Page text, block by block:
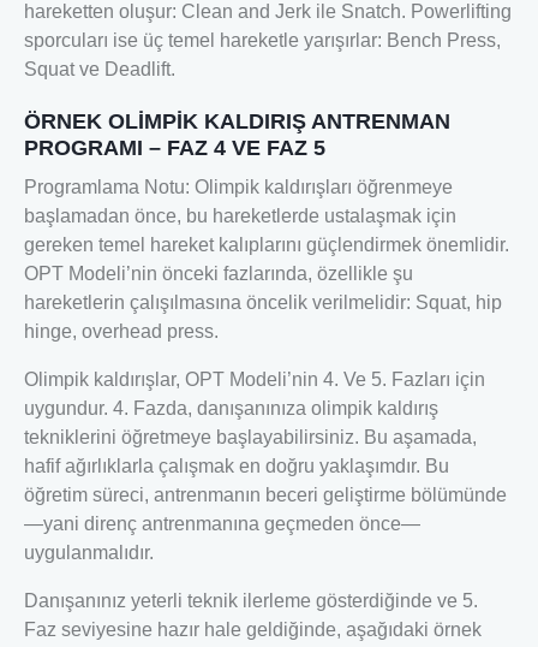
hareketten oluşur: Clean and Jerk ile Snatch. Powerlifting
sporcuları ise üç temel hareketle yarışırlar: Bench Press,
Squat ve Deadlift.
ÖRNEK OLİMPİK KALDIRIŞ ANTRENMAN
PROGRAMI – FAZ 4 VE FAZ 5
Programlama Notu: Olimpik kaldırışları öğrenmeye
başlamadan önce, bu hareketlerde ustalaşmak için
gereken temel hareket kalıplarını güçlendirmek önemlidir.
OPT Modeli’nin önceki fazlarında, özellikle şu
hareketlerin çalışılmasına öncelik verilmelidir: Squat, hip
hinge, overhead press.
Olimpik kaldırışlar, OPT Modeli’nin 4. Ve 5. Fazları için
uygundur. 4. Fazda, danışanınıza olimpik kaldırış
tekniklerini öğretmeye başlayabilirsiniz. Bu aşamada,
hafif ağırlıklarla çalışmak en doğru yaklaşımdır. Bu
öğretim süreci, antrenmanın beceri geliştirme bölümünde
—yani direnç antrenmanına geçmeden önce—
uygulanmalıdır.
Danışanınız yeterli teknik ilerleme gösterdiğinde ve 5.
Faz seviyesine hazır hale geldiğinde, aşağıdaki örnek